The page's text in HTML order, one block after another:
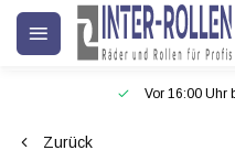
Vor 16:00 Uhr
Zurück